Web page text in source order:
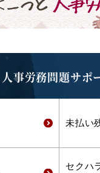
人事労務問題サポ
未払い
セクハ